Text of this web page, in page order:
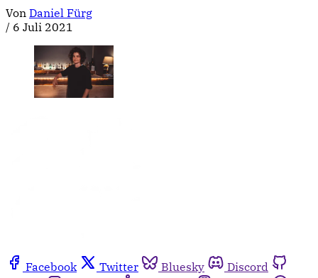
Von Daniel Fürg
/ 6 Juli 2021
Facebook Twitter Bluesky
Discord